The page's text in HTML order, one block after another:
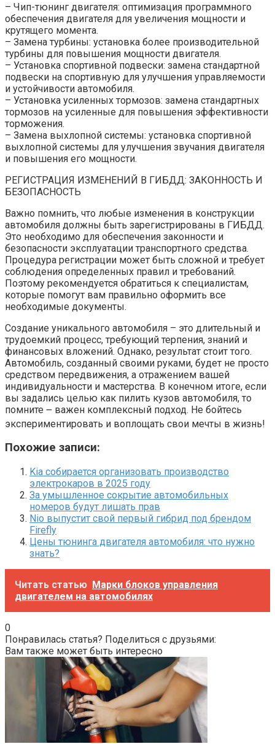
– Чип-тюнинг двигателя: оптимизация программного
обеспечения двигателя для увеличения мощности и
крутящего момента.
– Замена турбины: установка более производительной
турбины для повышения мощности двигателя.
– Установка спортивной подвески: замена стандартной
подвески на спортивную для улучшения управляемости
и устойчивости автомобиля.
– Установка усиленных тормозов: замена стандартных
тормозов на усиленные для повышения эффективности
торможения.
– Замена выхлопной системы: установка спортивной
выхлопной системы для улучшения звучания двигателя
и повышения его мощности.
РЕГИСТРАЦИЯ ИЗМЕНЕНИЙ В ГИБДД: ЗАКОННОСТЬ И
БЕЗОПАСНОСТЬ
Важно помнить, что любые изменения в конструкции
автомобиля должны быть зарегистрированы в ГИБДД.
Это необходимо для обеспечения законности и
безопасности эксплуатации транспортного средства.
Процедура регистрации может быть сложной и требует
соблюдения определенных правил и требований.
Поэтому рекомендуется обратиться к специалистам,
которые помогут вам правильно оформить все
необходимые документы.
Создание уникального автомобиля – это длительный и
трудоемкий процесс, требующий терпения, знаний и
финансовых вложений. Однако, результат стоит того.
Автомобиль, созданный своими руками, будет не просто
средством передвижения, а отражением вашей
индивидуальности и мастерства. В конечном итоге, если
вы задались целью как пилить кузов автомобиля, то
помните ౼ важен комплексный подход. Не бойтесь
экспериментировать и воплощать свои мечты в жизнь!
Похожие записи:
Kia собирается организовать производство
электрокаров в 2025 году
За умышленное сокрытие автомобильных
номеров будут лишать прав
Nio выпустит свой первый гибрид под брендом
Firefly
Цены тюнинга двигателя автомобиля: что нужно
знать?
Читать статью Марки блоков управления
двигателем на автомобилях
0
Понравилась статья? Поделиться с друзьями:
Вам также может быть интересно